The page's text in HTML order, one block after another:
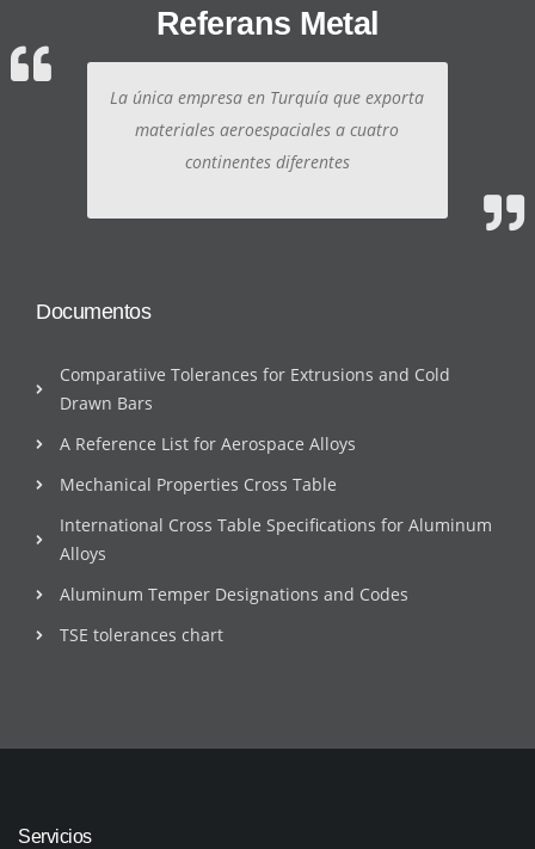
Referans Metal
La única empresa en Turquía que exporta
materiales aeroespaciales a cuatro
continentes diferentes
Documentos
Comparatiive Tolerances for Extrusions and Cold
Drawn Bars
A Reference List for Aerospace Alloys
Mechanical Properties Cross Table
International Cross Table Specifications for Aluminum
Alloys
Aluminum Temper Designations and Codes
TSE tolerances chart
Servicios